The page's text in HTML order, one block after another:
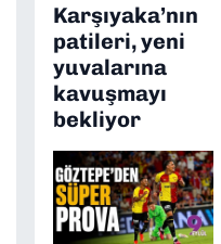
Karşıyaka’nın
patileri, yeni
yuvalarına
kavuşmayı
bekliyor